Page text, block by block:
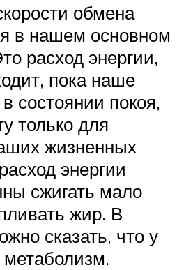
обмена
в нашем основном
расход энергии,
пока наше
состоянии покоя,
только для
жизненных
энергии
сжигать мало
жир. В
сказать, что у